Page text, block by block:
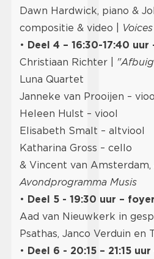
Dawn Hardwick, piano &
compositie & video |
• Deel 4 – 16:30-17:40 uur
Christiaan Richter |
Luna Quartet
Janneke van Prooijen –
Heleen Hulst – viool
Elisabeth Smalt – altviool
Katharina Gross – cello
& Vincent van Amsterdam,
Avondprogramma Musis
• Deel 5 - 19:30 uur –
Aad van Nieuwkerk in
Psathas, Janco Verduin en
• Deel 6 - 20:15 – 21:15